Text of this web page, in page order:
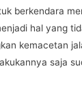
berkendara
hal yang
kemacetan
saja